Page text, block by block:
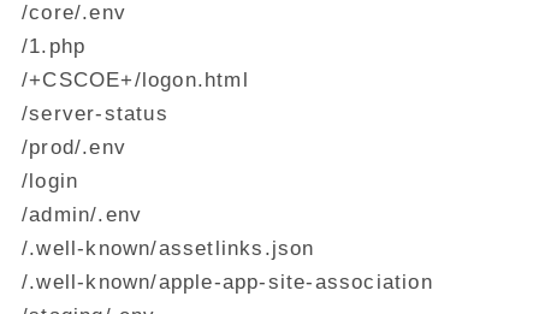
/core/.env
/1.php
/+CSCOE+/logon.html
/server-status
/prod/.env
/login
/admin/.env
/.well-known/assetlinks.json
/.well-known/apple-app-site-association